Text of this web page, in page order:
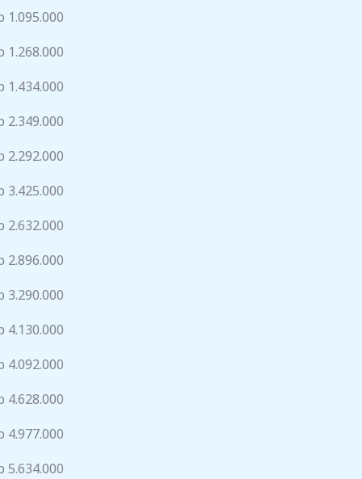
1.095.000
1.268.000
1.434.000
2.349.000
2.292.000
3.425.000
2.632.000
2.896.000
3.290.000
4.130.000
4.092.000
4.628.000
4.977.000
5.634.000